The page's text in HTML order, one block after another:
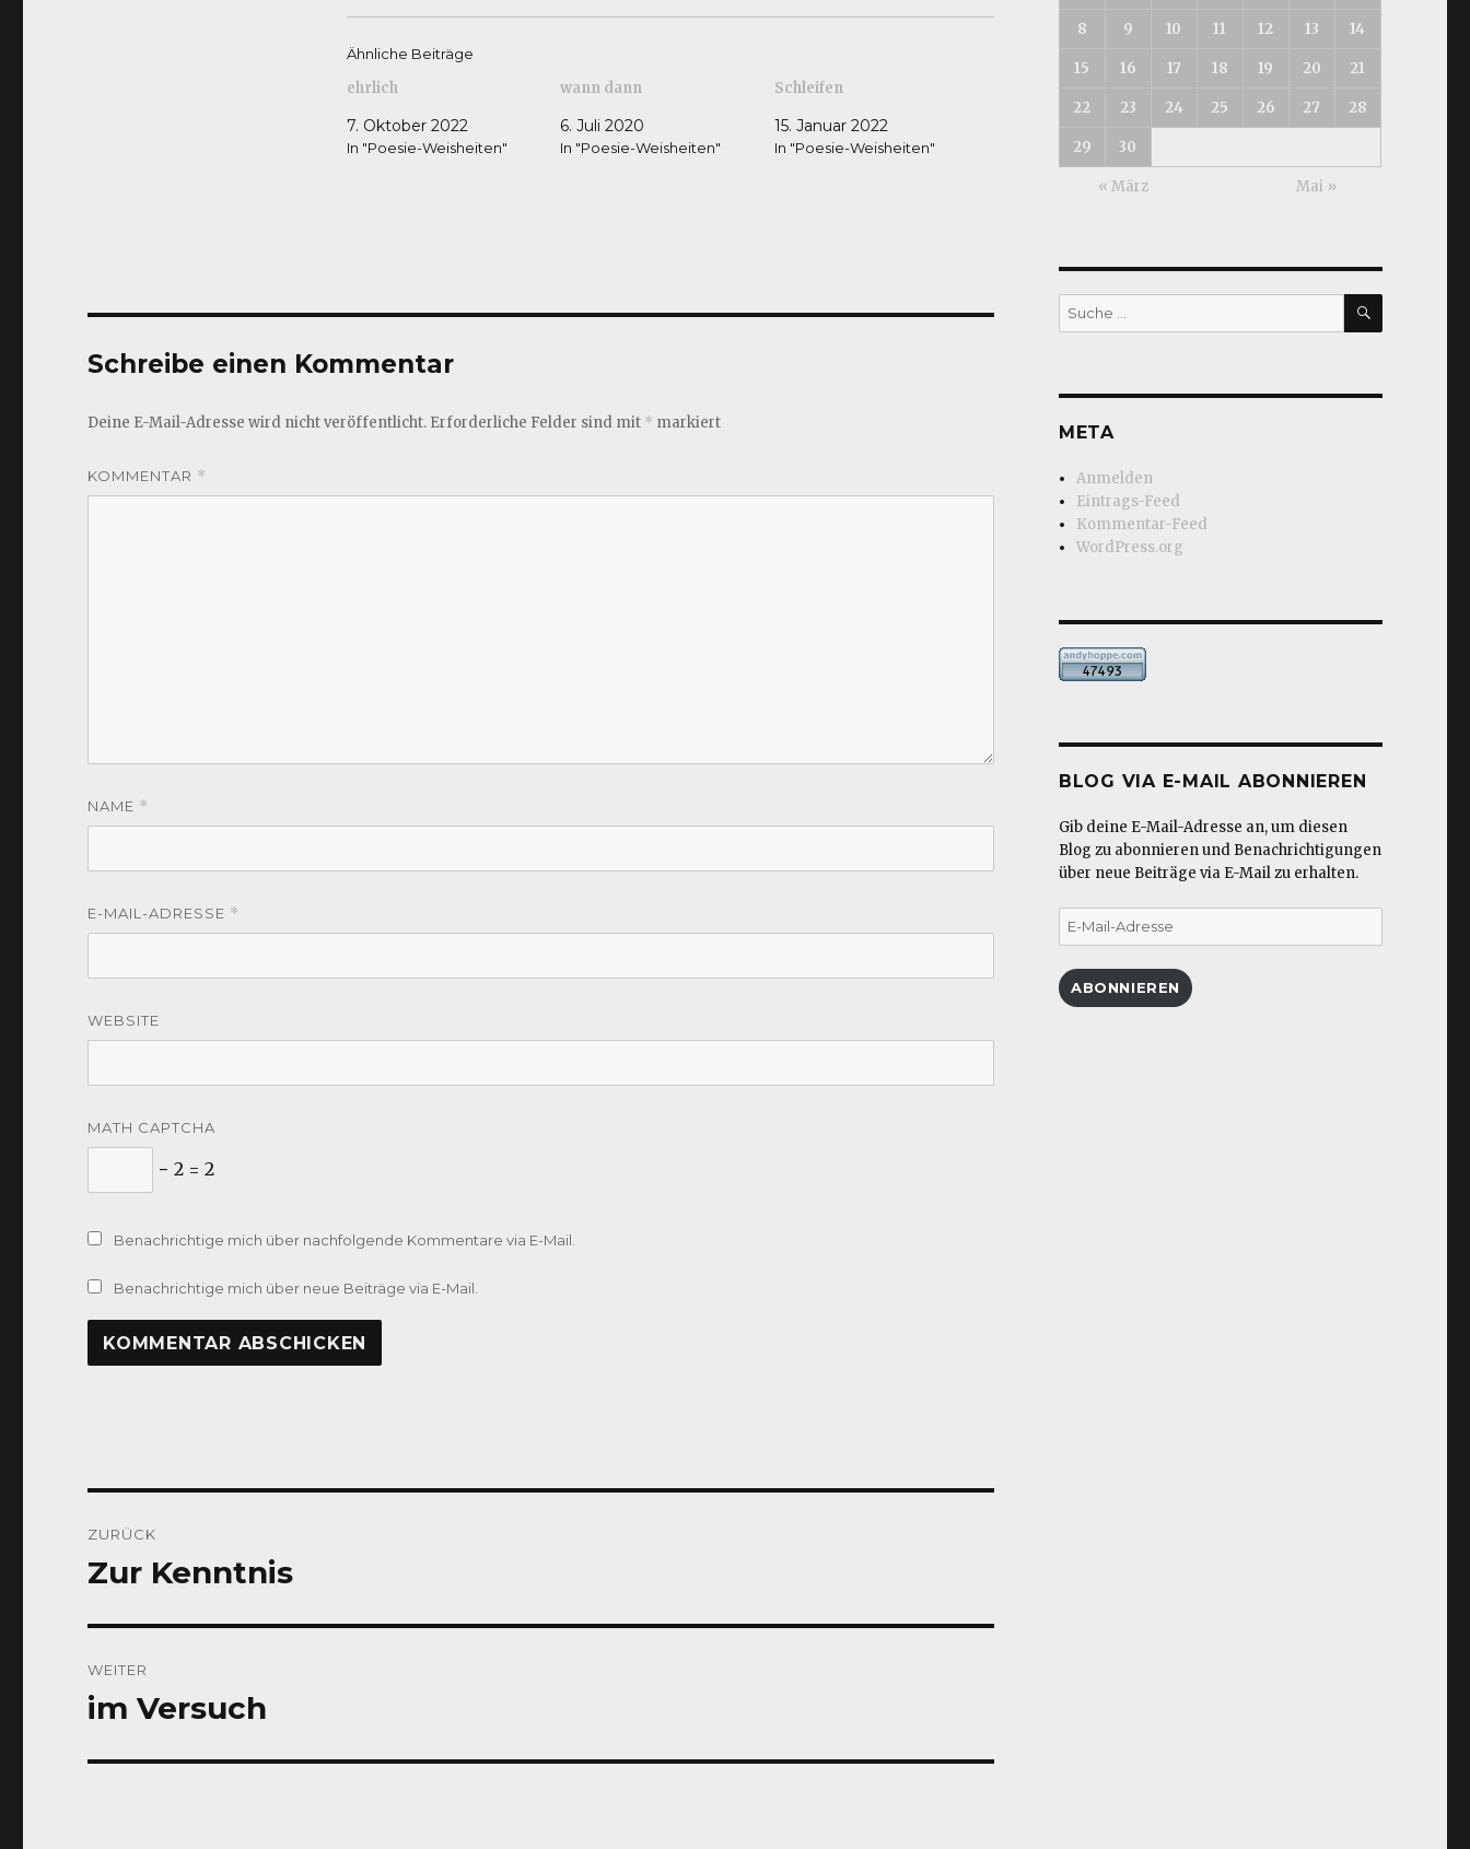
Ähnliche Beiträge
ehrlich
7. Oktober 2022
In "Poesie-Weisheiten"
wann dann
6. Juli 2020
In "Poesie-Weisheiten"
Schleifen
15. Januar 2022
In "Poesie-Weisheiten"
Schreibe einen Kommentar
Deine E-Mail-Adresse wird nicht veröffentlicht. Erforderliche Felder sind mit * markiert
KOMMENTAR *
NAME *
E-MAIL-ADRESSE *
WEBSITE
MATH CAPTCHA
− 2 = 2
Benachrichtige mich über nachfolgende Kommentare via E-Mail.
Benachrichtige mich über neue Beiträge via E-Mail.
ZURÜCK
Vorheriger
Zur Kenntnis
WEITER
Nächster
im Versuch
8 9 10 11 12 13 14
15 16 17 18 19 20 21
22 23 24 25 26 27 28
29 30
« März Mai »
Suche
nach:
SUCHEN
META
Anmelden
Eintrags-Feed
Kommentar-Feed
WordPress.org
BLOG VIA E-MAIL ABONNIEREN
Gib deine E-Mail-Adresse an, um diesen
Blog zu abonnieren und Benachrichtigungen
über neue Beiträge via E-Mail zu erhalten.
E-
Mail-
ABONNIEREN